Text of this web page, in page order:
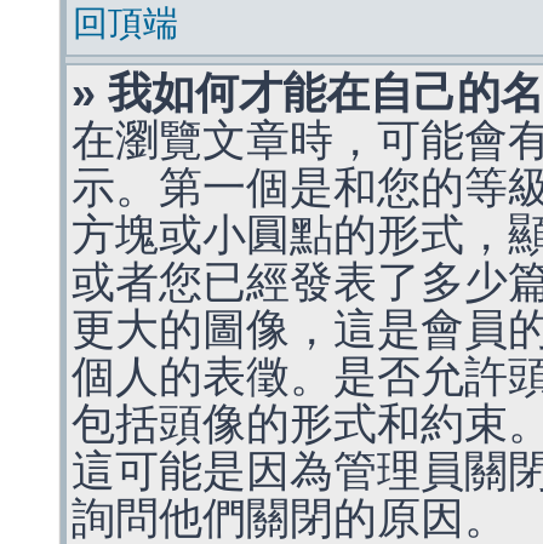
回頂端
» 我如何才能在自己的
在瀏覽文章時，可能會
示。第一個是和您的等
方塊或小圓點的形式，
或者您已經發表了多少
更大的圖像，這是會員
個人的表徵。是否允許
包括頭像的形式和約束
這可能是因為管理員關
詢問他們關閉的原因。